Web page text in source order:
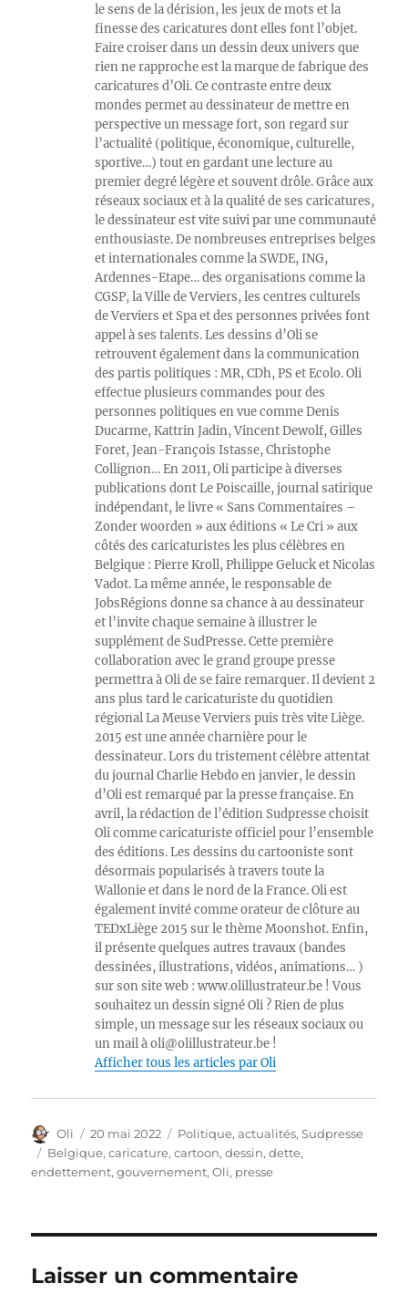
le sens de la dérision, les jeux de mots et la
finesse des caricatures dont elles font l’objet.
Faire croiser dans un dessin deux univers que
rien ne rapproche est la marque de fabrique des
caricatures d’Oli. Ce contraste entre deux
mondes permet au dessinateur de mettre en
perspective un message fort, son regard sur
l’actualité (politique, économique, culturelle,
sportive…) tout en gardant une lecture au
premier degré légère et souvent drôle. Grâce aux
réseaux sociaux et à la qualité de ses caricatures,
le dessinateur est vite suivi par une communauté
enthousiaste. De nombreuses entreprises belges
et internationales comme la SWDE, ING,
Ardennes-Etape… des organisations comme la
CGSP, la Ville de Verviers, les centres culturels
de Verviers et Spa et des personnes privées font
appel à ses talents. Les dessins d’Oli se
retrouvent également dans la communication
des partis politiques : MR, CDh, PS et Ecolo. Oli
effectue plusieurs commandes pour des
personnes politiques en vue comme Denis
Ducarme, Kattrin Jadin, Vincent Dewolf, Gilles
Foret, Jean-François Istasse, Christophe
Collignon… En 2011, Oli participe à diverses
publications dont Le Poiscaille, journal satirique
indépendant, le livre « Sans Commentaires –
Zonder woorden » aux éditions « Le Cri » aux
côtés des caricaturistes les plus célèbres en
Belgique : Pierre Kroll, Philippe Geluck et Nicolas
Vadot. La même année, le responsable de
JobsRégions donne sa chance à au dessinateur
et l’invite chaque semaine à illustrer le
supplément de SudPresse. Cette première
collaboration avec le grand groupe presse
permettra à Oli de se faire remarquer. Il devient 2
ans plus tard le caricaturiste du quotidien
régional La Meuse Verviers puis très vite Liège.
2015 est une année charnière pour le
dessinateur. Lors du tristement célèbre attentat
du journal Charlie Hebdo en janvier, le dessin
d’Oli est remarqué par la presse française. En
avril, la rédaction de l’édition Sudpresse choisit
Oli comme caricaturiste officiel pour l’ensemble
des éditions. Les dessins du cartooniste sont
désormais popularisés à travers toute la
Wallonie et dans le nord de la France. Oli est
également invité comme orateur de clôture au
TEDxLiège 2015 sur le thème Moonshot. Enfin,
il présente quelques autres travaux (bandes
dessinées, illustrations, vidéos, animations… )
sur son site web : www.olillustrateur.be ! Vous
souhaitez un dessin signé Oli ? Rien de plus
simple, un message sur les réseaux sociaux ou
un mail à oli@olillustrateur.be !
Afficher tous les articles par Oli
Auteur
Oli
Publié
le
20 mai 2022 Catégories
Politique, actualités,Sudpresse
Étiquettes
Belgique,caricature,cartoon,dessin,dette,
endettement,gouvernement,Oli, presse
Laisser un commentaire